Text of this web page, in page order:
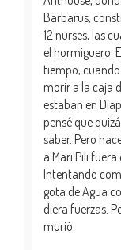
Barbarus,
12 nurses, las
el hormiguero.
tiempo,
morir a la caja
estaban en
pensé que
saber. Pero
a Mari Pili
Intentando
gota de Agua
diera fuerzas.
murió.